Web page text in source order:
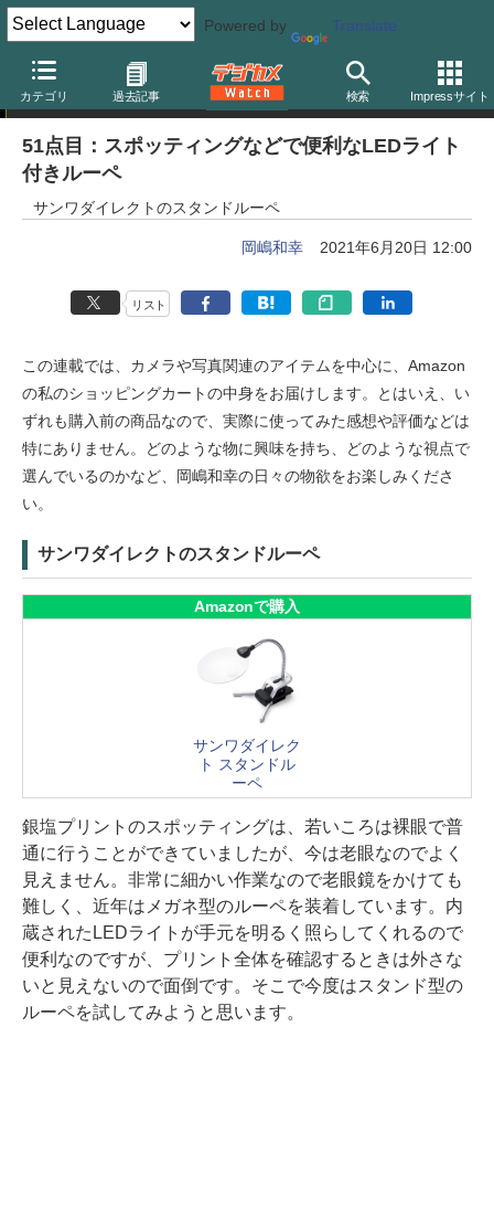
Powered by Translate
カテゴリ 過去記事 検索 Impressサイト
岡嶋和幸の「あとで買う」
51点目：スポッティングなどで便利なLEDライト
付きルーペ
サンワダイレクトのスタンドルーペ
岡嶋和幸 2021年6月20日 12:00
リスト
この連載では、カメラや写真関連のアイテムを中心に、Amazon
の私のショッピングカートの中身をお届けします。とはいえ、い
ずれも購入前の商品なので、実際に使ってみた感想や評価などは
特にありません。どのような物に興味を持ち、どのような視点で
選んでいるのかなど、岡嶋和幸の日々の物欲をお楽しみくださ
い。
サンワダイレクトのスタンドルーペ
Amazonで購入
サンワダイレク
ト スタンドル
ーペ
銀塩プリントのスポッティングは、若いころは裸眼で普
通に行うことができていましたが、今は老眼なのでよく
見えません。非常に細かい作業なので老眼鏡をかけても
難しく、近年はメガネ型のルーペを装着しています。内
蔵されたLEDライトが手元を明るく照らしてくれるので
便利なのですが、プリント全体を確認するときは外さな
いと見えないので面倒です。そこで今度はスタンド型の
ルーペを試してみようと思います。